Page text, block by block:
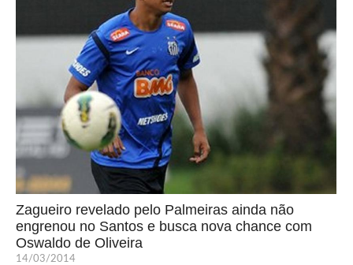
Zagueiro revelado pelo Palmeiras ainda não
engrenou no Santos e busca nova chance com
Oswaldo de Oliveira
14/03/2014